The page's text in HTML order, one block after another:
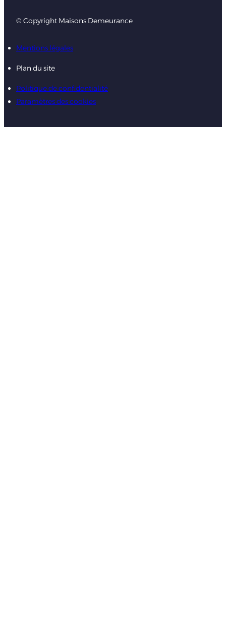
© Copyright Maisons Demeurance
Mentions légales
Plan du site
Politique de confidentialité
Paramètres des cookies